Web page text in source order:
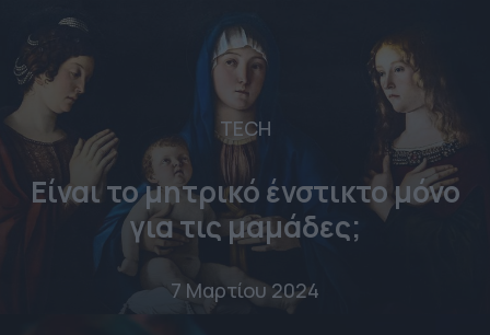
TECH
Είναι το μητρικό ένστικτο μόνο
για τις μαμάδες;
7 Μαρτίου 2024